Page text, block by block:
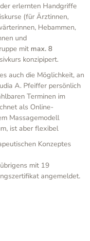
erlernten Handgriffe
(für Ärztinnen,
Hebammen,
und
mit max. 8
konzipipert.
auch die Möglichkeit, an
A. Pfeiffer persönlich
Terminen im
als Online-
Massagemodell
ist aber flexibel
Konzeptes
mit 19
angemeldet.